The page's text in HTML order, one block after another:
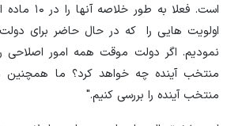
است. فعلا
اولویت هایی را که در حال حاضر برای
نمودیم. اگر دولت موقت همه امور
منتخب آینده چه خواهد کرد؟ ما همچنین
منتخب آینده را بررسی کنیم."